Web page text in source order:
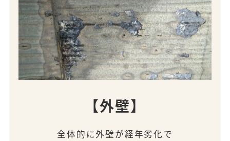
【外壁】
全体的に外壁が経年劣化で